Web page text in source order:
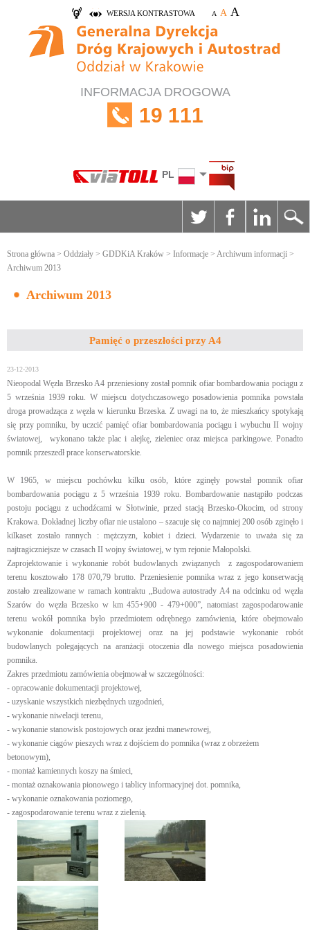
WERSJA KONTRASTOWA A A A
INFORMACJA DROGOWA
19 111
PL
Strona główna > Oddziały > GDDKiA Kraków > Informacje > Archiwum informacji >
Archiwum 2013
Archiwum 2013
Pamięć o przeszłości przy A4
23-12-2013
Nieopodal Węzła Brzesko A4 przeniesiony został pomnik ofiar bombardowania pociągu z
5 września 1939 roku. W miejscu dotychczasowego posadowienia pomnika powstała
droga prowadząca z węzła w kierunku Brzeska. Z uwagi na to, że mieszkańcy spotykają
się przy pomniku, by uczcić pamięć ofiar bombardowania pociągu i wybuchu II wojny
światowej, wykonano także plac i alejkę, zieleniec oraz miejsca parkingowe. Ponadto
pomnik przeszedł prace konserwatorskie.
W 1965, w miejscu pochówku kilku osób, które zginęły powstał pomnik ofiar
bombardowania pociągu z 5 września 1939 roku. Bombardowanie nastąpiło podczas
postoju pociągu z uchodźcami w Słotwinie, przed stacją Brzesko-Okocim, od strony
Krakowa. Dokładnej liczby ofiar nie ustalono – szacuje się co najmniej 200 osób zginęło i
kilkaset zostało rannych : mężczyzn, kobiet i dzieci. Wydarzenie to uważa się za
najtragiczniejsze w czasach II wojny światowej, w tym rejonie Małopolski.
Zaprojektowanie i wykonanie robót budowlanych związanych z zagospodarowaniem
terenu kosztowało 178 070,79 brutto. Przeniesienie pomnika wraz z jego konserwacją
zostało zrealizowane w ramach kontraktu „Budowa autostrady A4 na odcinku od węzła
Szarów do węzła Brzesko w km 455+900 - 479+000”, natomiast zagospodarowanie
terenu wokół pomnika było przedmiotem odrębnego zamówienia, które obejmowało
wykonanie dokumentacji projektowej oraz na jej podstawie wykonanie robót
budowlanych polegających na aranżacji otoczenia dla nowego miejsca posadowienia
pomnika.
Zakres przedmiotu zamówienia obejmował w szczególności:
- opracowanie dokumentacji projektowej,
- uzyskanie wszystkich niezbędnych uzgodnień,
- wykonanie niwelacji terenu,
- wykonanie stanowisk postojowych oraz jezdni manewrowej,
- wykonanie ciągów pieszych wraz z dojściem do pomnika (wraz z obrzeżem
betonowym),
- montaż kamiennych koszy na śmieci,
- montaż oznakowania pionowego i tablicy informacyjnej dot. pomnika,
- wykonanie oznakowania poziomego,
- zagospodarowanie terenu wraz z zielenią.